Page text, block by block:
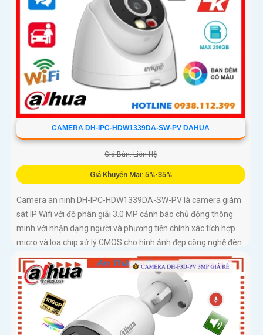
CAMERA DH-IPC-HDW1339DA-SW-PV DAHUA
Giá Bán: Liên Hệ
Giá Khuyến Mại: 5%-35%
Camera an ninh DH-IPC-HDW1339DA-SW-PV là camera giám
sát IP Wifi với độ phân giải 3.0 MP cảnh báo chủ động thông
minh với nhận dạng người và phương tiện chính xác tích hợp
micro và loa chip xử lý CMOS cho hình ảnh đẹp công nghệ đèn
trợ sáng thông minh xem ban đêm full color 30m, phù hợp lắp
đặt cho gia đình, văn phòng, cửa hàng,